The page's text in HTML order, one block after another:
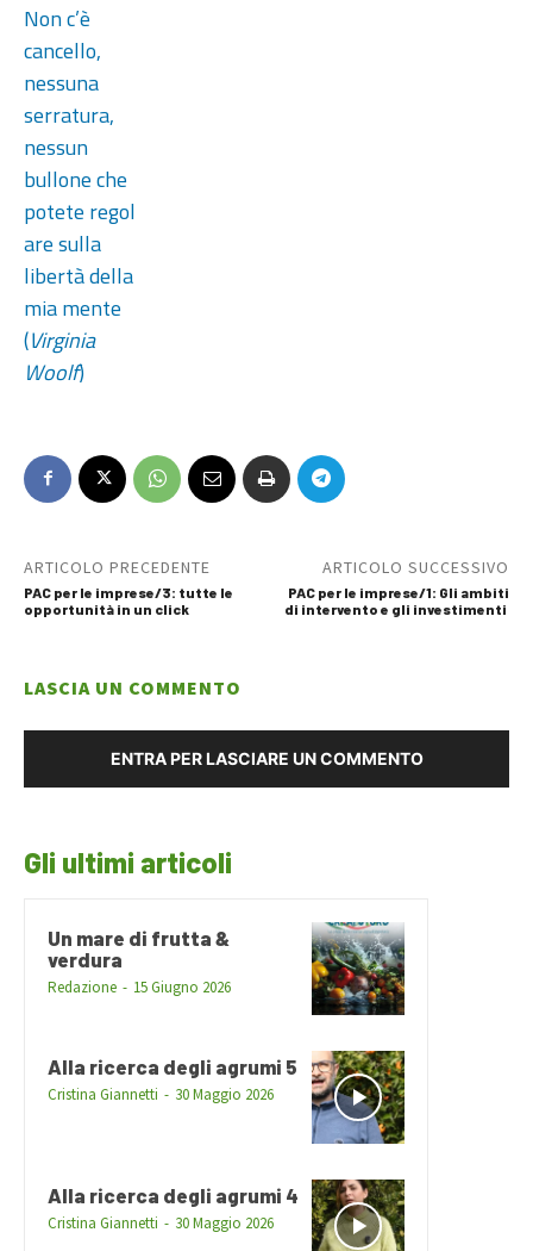
Non c’è
cancello,
nessuna
serratura,
nessun
bullone che
potete regol
are sulla
libertà della
mia mente
(Virginia
Woolf)
ARTICOLO PRECEDENTE
PAC per le imprese/3: tutte le
opportunità in un click
ARTICOLO SUCCESSIVO
PAC per le imprese/1: Gli ambiti
di intervento e gli investimenti
LASCIA UN COMMENTO
ENTRA PER LASCIARE UN COMMENTO
Gli ultimi articoli
Un mare di frutta &
verdura
Redazione - 15 Giugno 2026
Alla ricerca degli agrumi 5
Cristina Giannetti - 30 Maggio 2026
Alla ricerca degli agrumi 4
Cristina Giannetti - 30 Maggio 2026